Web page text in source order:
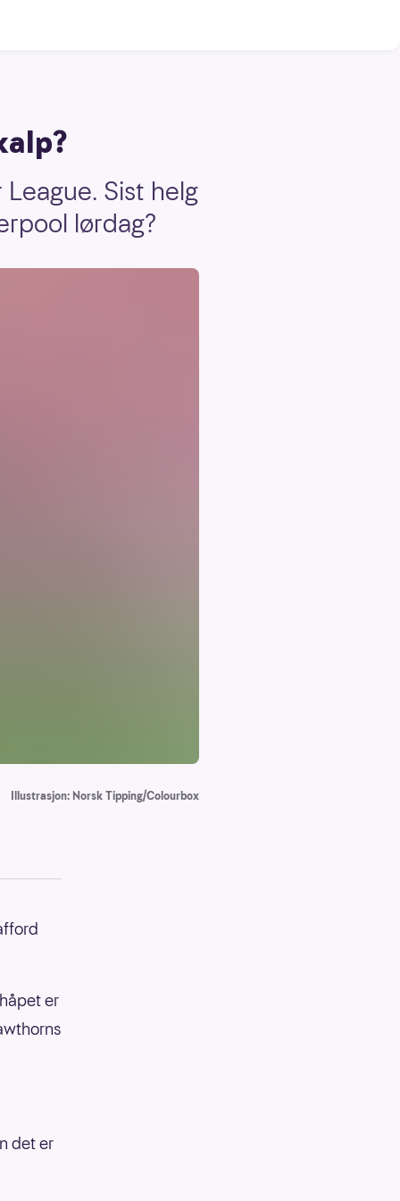
Sist helg
lørdag?
Illustrasjon: Norsk Tipping/Colourbox
er
det er